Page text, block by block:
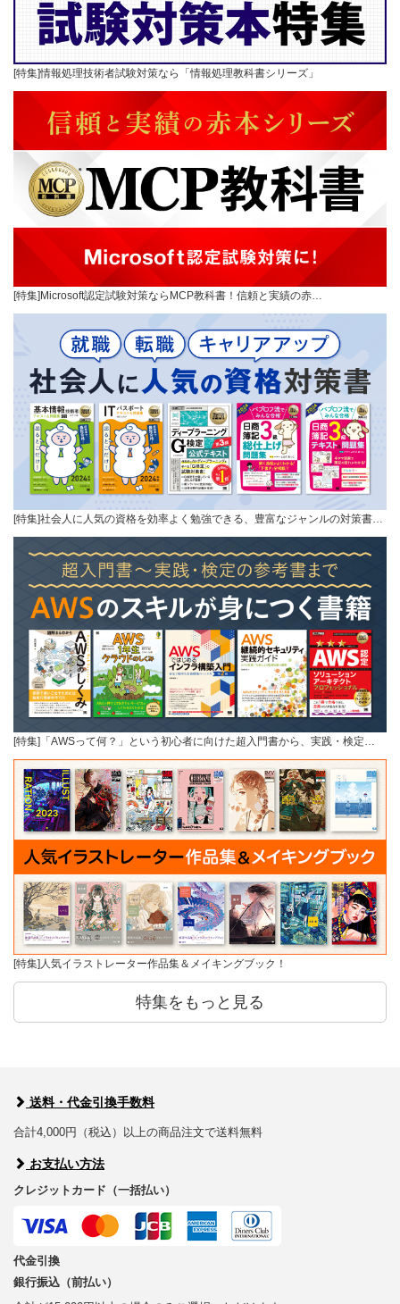
[特集]情報処理技術者試験対策なら「情報処理教科書シリーズ」
[特集]Microsoft認定試験対策ならMCP教科書！信頼と実績の赤…
[特集]社会人に人気の資格を効率よく勉強できる、豊富なジャンルの対策書…
[特集]「AWSって何？」という初心者に向けた超入門書から、実践・検定…
[特集]人気イラストレーター作品集＆メイキングブック！
特集をもっと見る
送料・代金引換手数料
合計4,000円（税込）以上の商品注文で送料無料
お支払い方法
クレジットカード（一括払い）
代金引換
銀行振込（前払い）